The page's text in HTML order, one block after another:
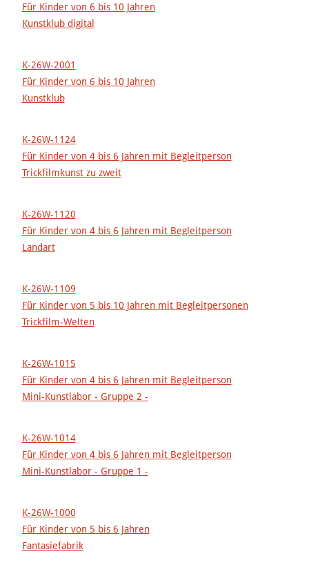
Für Kinder von 6 bis 10 Jahren
Kunstklub digital
K-26W-2001
Für Kinder von 6 bis 10 Jahren
Kunstklub
K-26W-1124
Für Kinder von 4 bis 6 Jahren mit Begleitperson
Trickfilmkunst zu zweit
K-26W-1120
Für Kinder von 4 bis 6 Jahren mit Begleitperson
Landart
K-26W-1109
Für Kinder von 5 bis 10 Jahren mit Begleitpersonen
Trickfilm-Welten
K-26W-1015
Für Kinder von 4 bis 6 Jahren mit Begleitperson
Mini-Kunstlabor - Gruppe 2 -
K-26W-1014
Für Kinder von 4 bis 6 Jahren mit Begleitperson
Mini-Kunstlabor - Gruppe 1 -
K-26W-1000
Für Kinder von 5 bis 6 Jahren
Fantasiefabrik